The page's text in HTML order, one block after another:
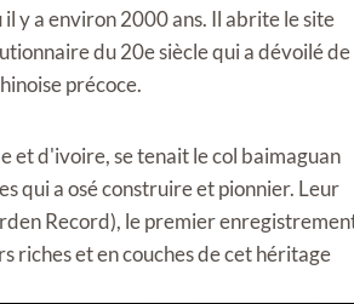
y a environ 2000 ans. Il abrite le site
du 20e siècle qui a dévoilé de
précoce.
et d'ivoire, se tenait le col baimaguan
qui a osé construire et pionnier. Leur
Record), le premier
riches et en couches de cet héritage